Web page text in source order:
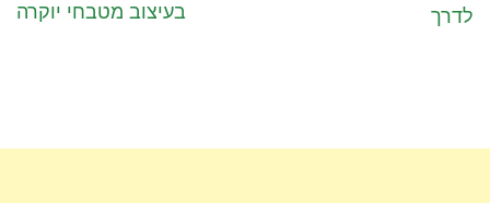
בעיצוב מטבחי יוקרה
לדרך